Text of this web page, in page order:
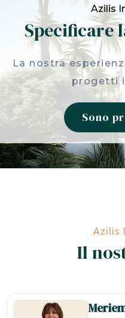
Azilis
Specificare
La nostra
progetti
Sono
Azilis
Il